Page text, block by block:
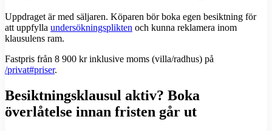
Uppdraget är med säljaren. Köparen bör boka egen besiktning för
att uppfylla undersökningsplikten och kunna reklamera inom
klausulens ram.
Fastpris från 8 900 kr inklusive moms (villa/radhus) på
/privat#priser.
Besiktningsklausul aktiv? Boka
överlåtelse innan fristen går ut